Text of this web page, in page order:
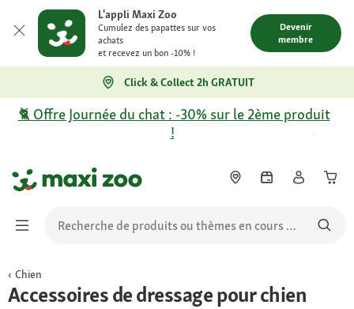
L'appli Maxi Zoo
Cumulez des papattes sur vos
achats
et recevez un bon -10% !
Devenir
membre
Click & Collect 2h GRATUIT
🐈 Offre Journée du chat : -30% sur le 2ème produit
!
Chien
Accessoires de dressage pour chien